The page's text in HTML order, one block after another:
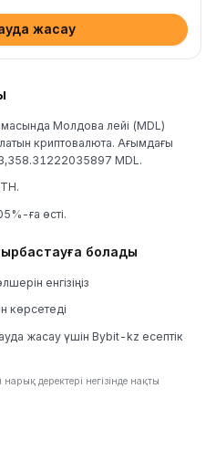
жасау
Молдова лейі (MDL)
криптовалюта. Ағымдағы
MDL.
ға өсті.
болады
енгізіңіз
көрсетеді
жасау үшін Bybit-kz есептік
деректері негізінде нақты